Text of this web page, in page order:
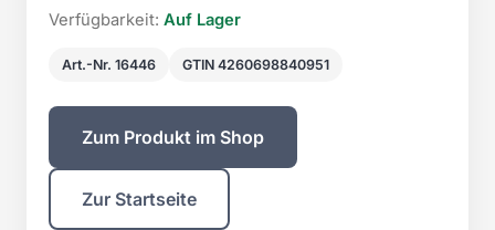
Verfügbarkeit: Auf Lager
Art.-Nr. 16446 GTIN 4260698840951
Zum Produkt im Shop
Zur Startseite